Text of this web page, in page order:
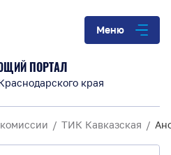
Меню
ПОРТАЛ
края
ТИК Кавказская